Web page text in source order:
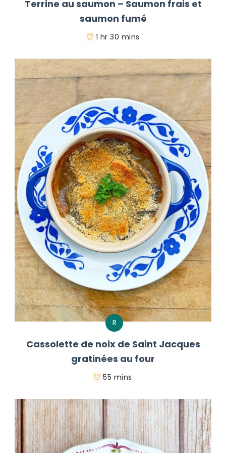
Terrine au saumon – Saumon frais et
saumon fumé
1 hr 30 mins
R
Cassolette de noix de Saint Jacques
gratinées au four
55 mins